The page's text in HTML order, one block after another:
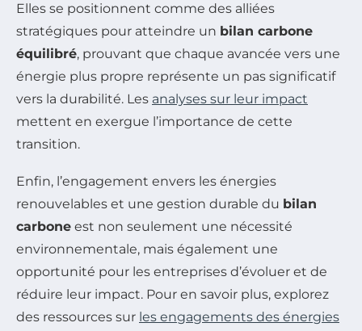
Elles se positionnent comme des alliées
stratégiques pour atteindre un bilan carbone
équilibré, prouvant que chaque avancée vers une
énergie plus propre représente un pas significatif
vers la durabilité. Les analyses sur leur impact
mettent en exergue l’importance de cette
transition.
Enfin, l’engagement envers les énergies
renouvelables et une gestion durable du bilan
carbone est non seulement une nécessité
environnementale, mais également une
opportunité pour les entreprises d’évoluer et de
réduire leur impact. Pour en savoir plus, explorez
des ressources sur les engagements des énergies